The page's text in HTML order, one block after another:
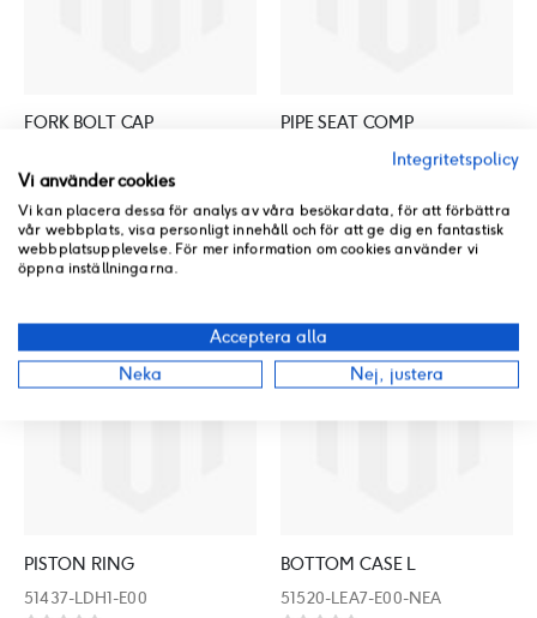
FORK BOLT CAP
Rating:
0%
Beställningsvara
28 kr
PIPE SEAT COMP
51429-LEA7-E00
0%
Beställningsvara
418 kr
PISTON RING
51437-LDH1-E00
BOTTOM CASE L
51520-LEA7-E00-NEA
Integritetspolicy
Vi använder cookies
Vi kan placera dessa för analys av våra besökardata, för att förbättra
vår webbplats, visa personligt innehåll och för att ge dig en fantastisk
webbplatsupplevelse. För mer information om cookies använder vi
öppna inställningarna.
Acceptera alla
Neka
Nej, justera